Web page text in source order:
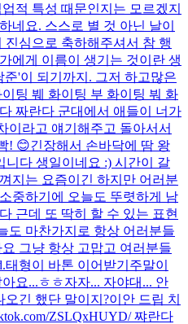
적 특성 때문인지는 모르겠지
네요. 스스로 별 것 아닌 날이
심으로 축하해주셔서 참 행
에게 이름이 생기는 것이란 생
'이 되기까지. 그저 하고많은
이팅 붸 화이팅 부 화이팅 붜 화
짜란다 군대에서 애들이 너가
이라고 얘기해주고 돌아서서
! 😊긴장해서 손바닥에 땀 왕
니다 생일이네요 :) 시간이 갈
지는 요즘이긴 하지만 어러분
중하기에 오늘도 뚜렷하게 남
근데 또 딱히 할 수 있는 표현
도 마찬가지로 항상 어러분들
그냥 항상 고맙고 여러분들
태형이 바톤 이어받기 주말이
요...ㅎㅎ자자... 자야대... 안
오긴 했단 말이지?이안 드립 치
ZSLQxHUYD/ 쨔란다